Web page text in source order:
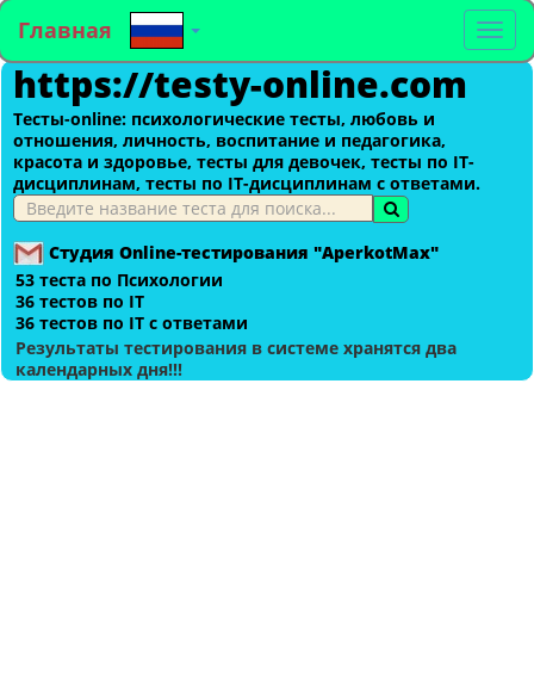
Главная
https://testy-online.com
Тесты-оnline: психологические тесты, любовь и
отношения, личность, воспитание и педагогика,
красота и здоровье, тесты для девочек, тесты по IT-
дисциплинам, тесты по IT-дисциплинам с ответами.
Студия Online-тестирования "AperkotMax"
53 теста по Психологии
36 тестов по IT
36 тестов по IT с ответами
Результаты тестирования в системе хранятся два
календарных дня!!!